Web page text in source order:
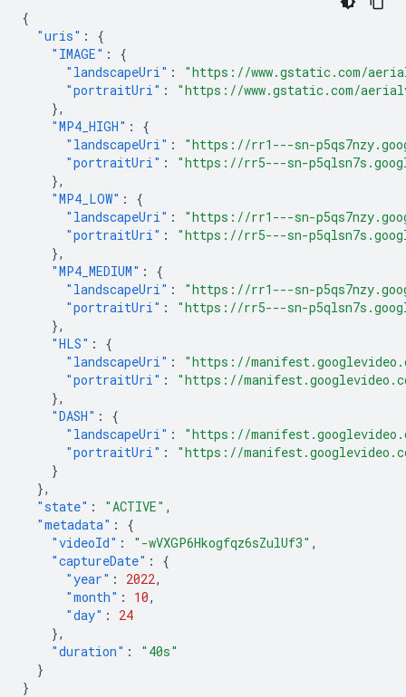
{
"uris" :
{
"IMAGE" :
{
"landscapeUri" :
"https://www.gstatic.com/
"portraitUri" :
"https://www.gstatic.com/
},
"MP4_HIGH" :
{
"landscapeUri" :
"https://rr1---sn-
"portraitUri" :
"https://rr5---sn-
},
"MP4_LOW" :
{
"landscapeUri" :
"https://rr1---sn-
"portraitUri" :
"https://rr5---sn-
},
"MP4_MEDIUM" :
{
"landscapeUri" :
"https://rr1---sn-
"portraitUri" :
"https://rr5---sn-
},
"HLS" :
{
"landscapeUri" :
"https://
"portraitUri" :
"https://
},
"DASH" :
{
"landscapeUri" :
"https://
"portraitUri" :
"https://
}
},
"state" : "ACTIVE" ,
"metadata" :
{
"videoId" : "-wVXGP6Hkogfqz6sZulUf3" ,
"captureDate" :
{
"year" : 2022,
"month" : 10,
"day" :
24
},
"duration" :
"40s"
}
}